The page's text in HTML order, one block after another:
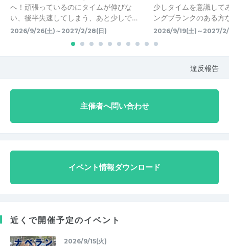
へ！頑張っているのにタイムが伸びな
い、後半失速してしまう、あと少しで…
2026/9/26(土)～2027/2/28(日)
少しタイムを意識して
ングブランクのある
2026/9/19(土)～2027/
違反報告
主催者へ問い合わせ
イベント情報ダウンロード
近くで開催予定のイベント
2026/9/15(火)